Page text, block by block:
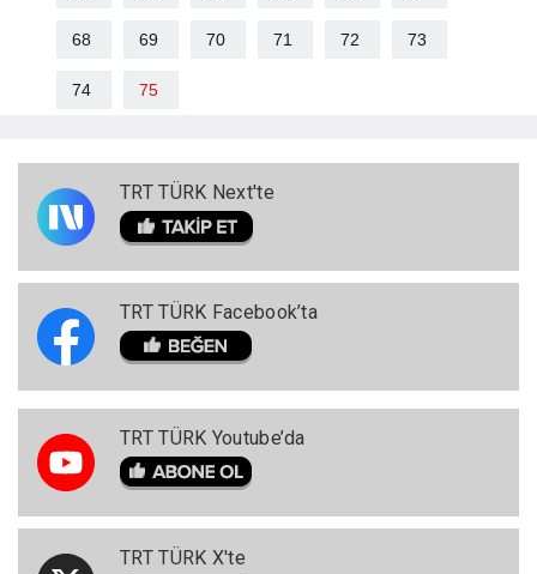
68 69 70 71 72 73
74 75
TRT TÜRK Next'te
TRT TÜRK Facebook’ta
TRT TÜRK Youtube’da
TRT TÜRK X'te